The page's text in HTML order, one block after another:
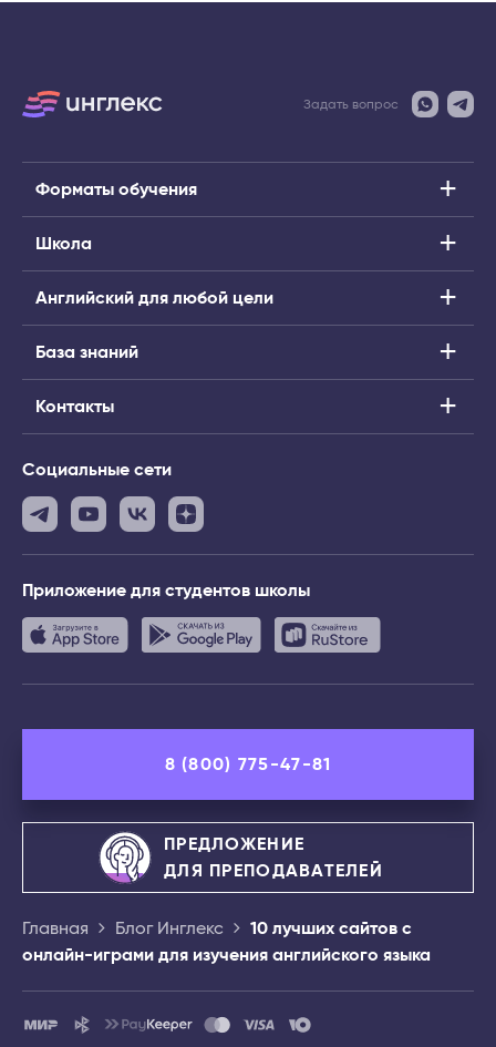
Задать вопрос
Форматы обучения
Школа
Английский для любой цели
База знаний
Контакты
Социальные сети
Приложение для студентов школы
8 (800) 775-47-81
ПРЕДЛОЖЕНИЕ
ДЛЯ ПРЕПОДАВАТЕЛЕЙ
Главная Блог Инглекс
10 лучших сайтов с
онлайн-играми для изучения английского языка